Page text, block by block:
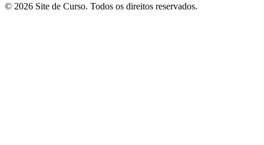
© 2026 Site de Curso. Todos os direitos reservados.